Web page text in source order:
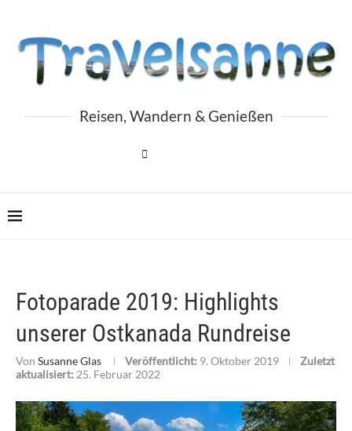
Reisen, Wandern & Genießen
Fotoparade 2019: Highlights
unserer Ostkanada Rundreise
Von Susanne Glas Veröffentlicht: 9. Oktober 2019
Zuletzt
aktualisiert: 25. Februar 2022